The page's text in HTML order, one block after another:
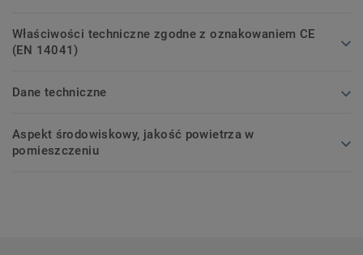
Właściwości techniczne zgodne z oznakowaniem CE
(EN 14041)
Dane techniczne
Aspekt środowiskowy, jakość powietrza w
pomieszczeniu